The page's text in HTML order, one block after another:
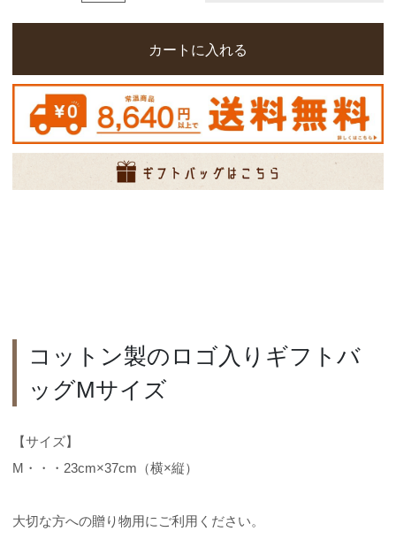
カートに入れる
コットン製のロゴ入りギフトバ
ッグMサイズ
【サイズ】
M・・・23cm×37cm（横×縦）
大切な方への贈り物用にご利用ください。